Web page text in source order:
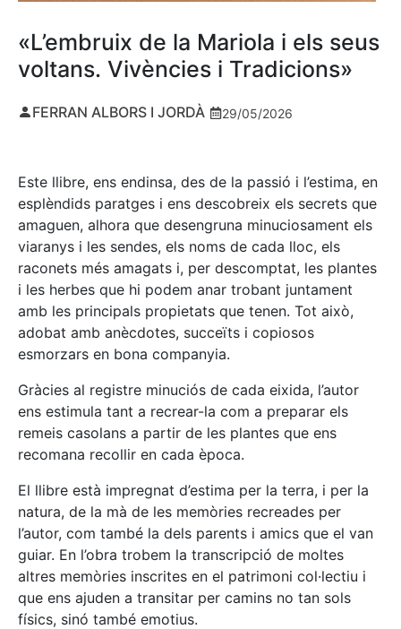
«L’embruix de la Mariola i els seus
voltans. Vivències i Tradicions»
FERRAN ALBORS I JORDÀ 29/05/2026
Este llibre, ens endinsa, des de la passió i l’estima, en
esplèndids paratges i ens descobreix els secrets que
amaguen, alhora que desengruna minuciosament els
viaranys i les sendes, els noms de cada lloc, els
raconets més amagats i, per descomptat, les plantes
i les herbes que hi podem anar trobant juntament
amb les principals propietats que tenen. Tot això,
adobat amb anècdotes, succeïts i copiosos
esmorzars en bona companyia.
Gràcies al registre minuciós de cada eixida, l’autor
ens estimula tant a recrear-la com a preparar els
remeis casolans a partir de les plantes que ens
recomana recollir en cada època.
El llibre està impregnat d’estima per la terra, i per la
natura, de la mà de les memòries recreades per
l’autor, com també la dels parents i amics que el van
guiar. En l’obra trobem la transcripció de moltes
altres memòries inscrites en el patrimoni col·lectiu i
que ens ajuden a transitar per camins no tan sols
físics, sinó també emotius.